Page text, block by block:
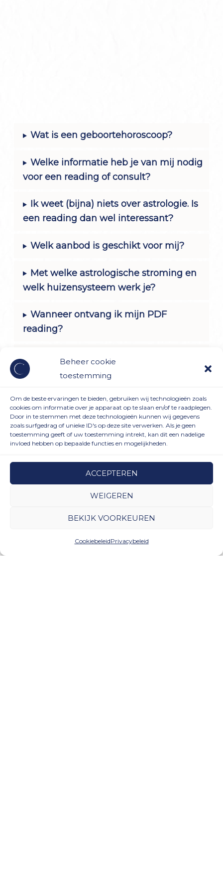
Beheer cookie
toestemming
Om de beste ervaringen te bieden, gebruiken wij technologieën zoals
cookies om informatie over je apparaat op te slaan en/of te raadplegen.
Door in te stemmen met deze technologieën kunnen wij gegevens
zoals surfgedrag of unieke ID's op deze site verwerken. Als je geen
toestemming geeft of uw toestemming intrekt, kan dit een nadelige
invloed hebben op bepaalde functies en mogelijkheden.
ACCEPTEREN
WEIGEREN
BEKIJK VOORKEUREN
CookiebeleidPrivacybeleid
Wat is een geboortehoroscoop?
Welke informatie heb je van mij nodig
voor een reading of consult?
Ik weet (bijna) niets over astrologie. Is
een reading dan wel interessant?
Welk aanbod is geschikt voor mij?
Met welke astrologische stroming en
welk huizensysteem werk je?
Wanneer ontvang ik mijn PDF
reading?
Kan ik een PDF reading annuleren?
Kan ik een 1:1 consult annuleren?